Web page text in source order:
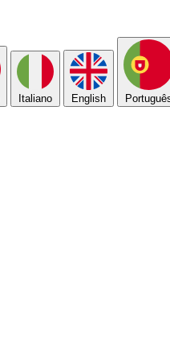
Italiano English